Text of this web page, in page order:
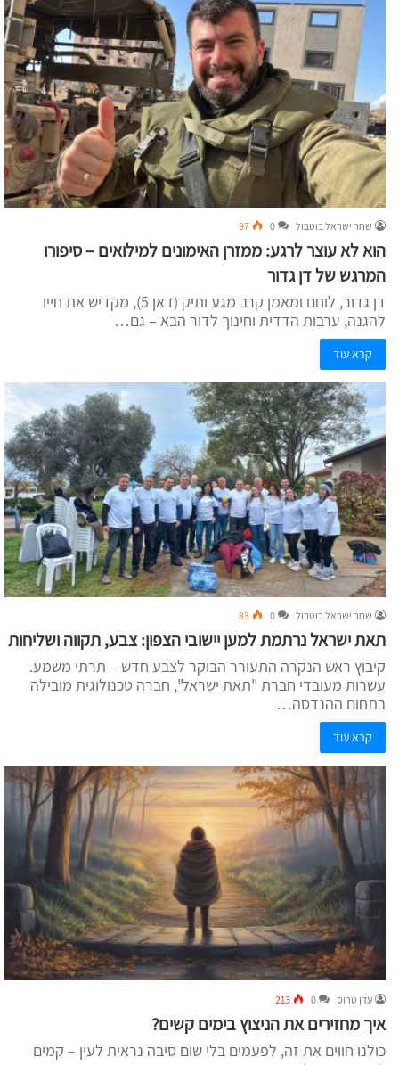
שחר ישראל בוטבול 0
97
הוא לא עוצר לרגע: ממזרן האימונים למילואים – סיפורו
המרגש של דן גדור
דן גדור, לוחם ומאמן קרב מגע ותיק (דאן 5), מקדיש את חייו
להגנה, ערבות הדדית וחינוך לדור הבא – גם…
קרא עוד
שחר ישראל בוטבול 0
83
תאת ישראל נרתמת למען יישובי הצפון: צבע, תקווה ושליחות
קיבוץ ראש הנקרה התעורר הבוקר לצבע חדש – תרתי משמע.
עשרות מעובדי חברת "תאת ישראל", חברה טכנולוגית מובילה
בתחום ההנדסה…
קרא עוד
עדן טרוס 0
213
איך מחזירים את הניצוץ בימים קשים?
כולנו חווים את זה, לפעמים בלי שום סיבה נראית לעין – קמים